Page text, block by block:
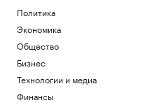
Политика
Экономика
Общество
Бизнес
Технологии и медиа
Финансы